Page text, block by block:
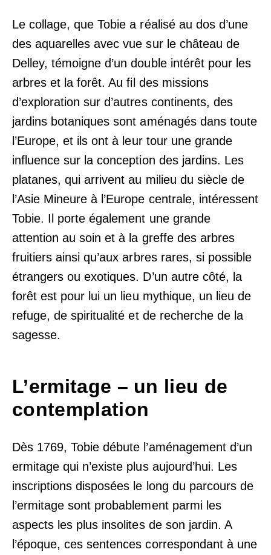
Le collage, que Tobie a réalisé au dos d’une
des aquarelles avec vue sur le château de
Delley, témoigne d’un double intérêt pour les
arbres et la forêt. Au fil des missions
d’exploration sur d’autres continents, des
jardins botaniques sont aménagés dans toute
l’Europe, et ils ont à leur tour une grande
influence sur la conception des jardins. Les
platanes, qui arrivent au milieu du siècle de
l’Asie Mineure à l’Europe centrale, intéressent
Tobie. Il porte également une grande
attention au soin et à la greffe des arbres
fruitiers ainsi qu’aux arbres rares, si possible
étrangers ou exotiques. D’un autre côté, la
forêt est pour lui un lieu mythique, un lieu de
refuge, de spiritualité et de recherche de la
sagesse.
L’ermitage – un lieu de
contemplation
Dès 1769, Tobie débute l’aménagement d’un
ermitage qui n’existe plus aujourd’hui. Les
inscriptions disposées le long du parcours de
l’ermitage sont probablement parmi les
aspects les plus insolites de son jardin. A
l’époque, ces sentences correspondant à une